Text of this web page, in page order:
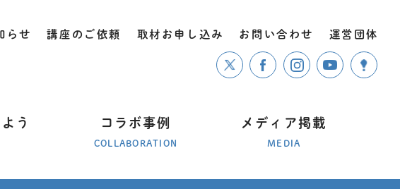
う コラボ事例
COLLABORATION
メディア掲載
MEDIA
らせ 講座のご依頼 取材お申し込み お問い合わせ 運営団体